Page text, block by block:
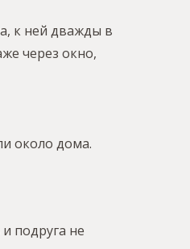
к ней дважды в
через окно,
около дома.
подруга не